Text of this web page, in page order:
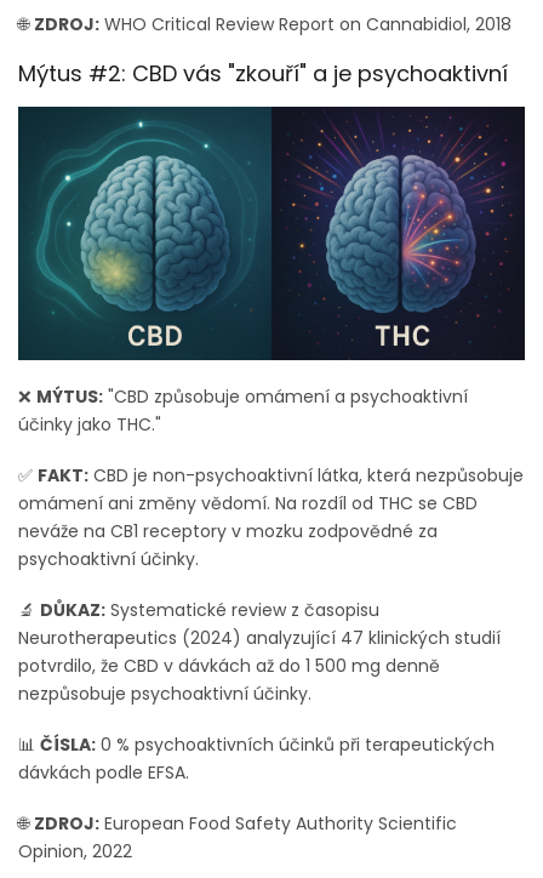
🌐 ZDROJ: WHO Critical Review Report on Cannabidiol, 2018
Mýtus #2: CBD vás "zkouří" a je psychoaktivní
❌ MÝTUS: "CBD způsobuje omámení a psychoaktivní
účinky jako THC."
✅ FAKT: CBD je non-psychoaktivní látka, která nezpůsobuje
omámení ani změny vědomí. Na rozdíl od THC se CBD
neváže na CB1 receptory v mozku zodpovědné za
psychoaktivní účinky.
🔬 DŮKAZ: Systematické review z časopisu
Neurotherapeutics (2024) analyzující 47 klinických studií
potvrdilo, že CBD v dávkách až do 1 500 mg denně
nezpůsobuje psychoaktivní účinky.
📊 ČÍSLA: 0 % psychoaktivních účinků při terapeutických
dávkách podle EFSA.
🌐 ZDROJ: European Food Safety Authority Scientific
Opinion, 2022